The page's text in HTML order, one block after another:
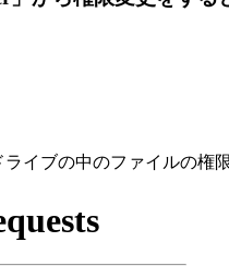
イブの中のファイルの権